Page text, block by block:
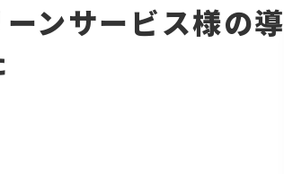
ンサービス様の導